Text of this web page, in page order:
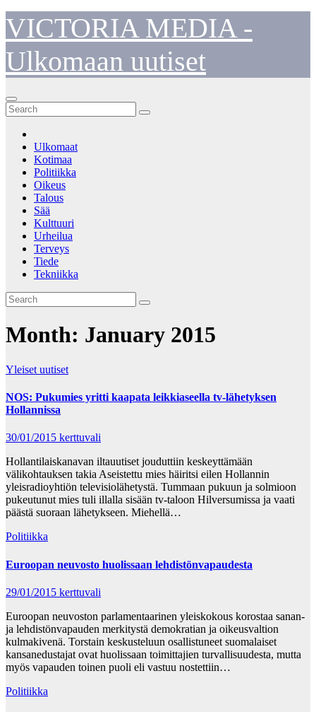
Skip
to
content
VICTORIA MEDIA -
Ulkomaan uutiset
Ulkomaat
Kotimaa
Politiikka
Oikeus
Talous
Sää
Kulttuuri
Urheilua
Terveys
Tiede
Tekniikka
Month: January 2015
Yleiset uutiset
NOS: Pukumies yritti kaapata leikkiaseella tv-lähetyksen
Hollannissa
30/01/2015 kerttuvali
Hollantilaiskanavan iltauutiset jouduttiin keskeyttämään
välikohtauksen takia Aseistettu mies häiritsi eilen Hollannin
yleisradioyhtiön televisiolähetystä. Tummaan pukuun ja solmioon
pukeutunut mies tuli illalla sisään tv-taloon Hilversumissa ja vaati
päästä suoraan lähetykseen. Miehellä…
Politiikka
Euroopan neuvosto huolissaan lehdistönvapaudesta
29/01/2015 kerttuvali
Euroopan neuvoston parlamentaarinen yleiskokous korostaa sanan-
ja lehdistönvapauden merkitystä demokratian ja oikeusvaltion
kulmakivenä. Torstain keskusteluun osallistuneet suomalaiset
kansanedustajat ovat huolissaan toimittajien turvallisuudesta, mutta
myös vapauden toinen puoli eli vastuu nostettiin…
Politiikka